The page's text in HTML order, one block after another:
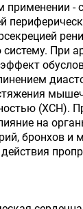
применении -
При
эффект
(ХСН).
на
бронхов и